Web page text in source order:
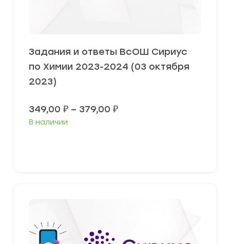
Задания и ответы ВсОШ Сириус
по Химии 2023-2024 (03 октября
2023)
349,00 ₽ – 379,00 ₽Диапазон
В наличии